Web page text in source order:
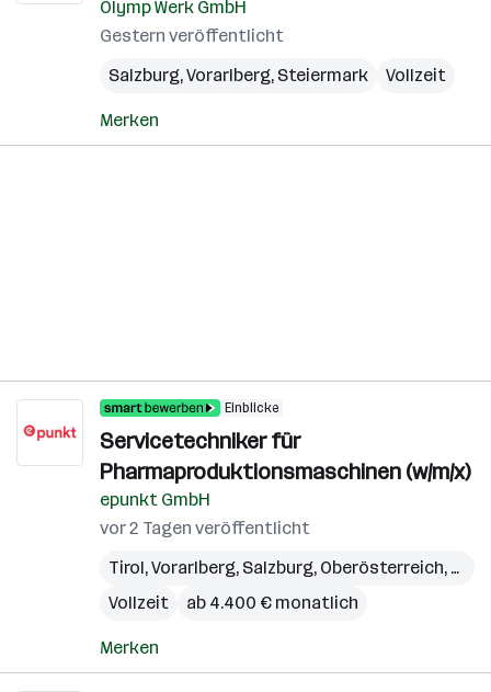
Olymp Werk GmbH
Gestern veröffentlicht
Salzburg,Vorarlberg, Steiermark Vollzeit
Merken
Einblicke
Servicetechniker für
Pharmaproduktionsmaschinen (w/m/x)
epunkt GmbH
vor 2 Tagen veröffentlicht
Tirol,Vorarlberg, Salzburg, Oberösterreich,
Vollzeit
ab 4.400 € monatlich
Merken